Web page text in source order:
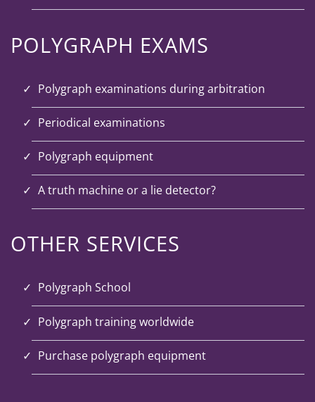
POLYGRAPH EXAMS
Polygraph examinations during arbitration
Periodical examinations
Polygraph equipment
A truth machine or a lie detector?
OTHER SERVICES
Polygraph School
Polygraph training worldwide
Purchase polygraph equipment